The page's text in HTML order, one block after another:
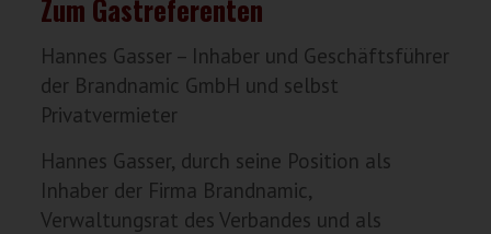
Zum Gastreferenten
Hannes Gasser – Inhaber und Geschäftsführer
der Brandnamic GmbH und selbst
Privatvermieter
Hannes Gasser, durch seine Position als
Inhaber der Firma Brandnamic,
Verwaltungsrat des Verbandes und als